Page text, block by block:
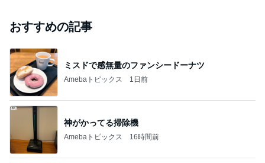
おすすめの記事
ミスドで感無量のファンシードーナツ
Amebaトピックス 1日前
神がかってる掃除機
Amebaトピックス 16時間前